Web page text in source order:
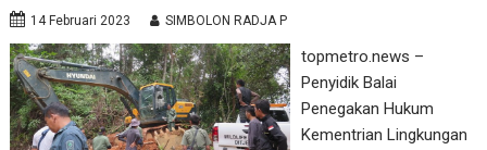
14 Februari 2023 SIMBOLON RADJA P
topmetro.news –
Penyidik Balai
Penegakan Hukum
Kementrian Lingkungan